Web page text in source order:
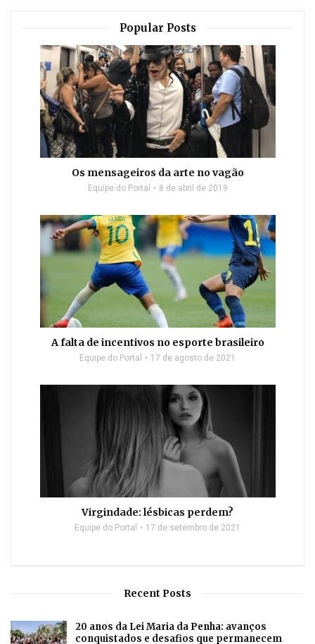
Popular Posts
Os mensageiros da arte no vagão
Equipe do Portal 8 de abril de 2019
A falta de incentivos no esporte brasileiro
Equipe do Portal 17 de agosto de 2021
Virgindade: lésbicas perdem?
Equipe do Portal 17 de setembro de 2021
Recent Posts
20 anos da Lei Maria da Penha: avanços
conquistados e desafios que permanecem